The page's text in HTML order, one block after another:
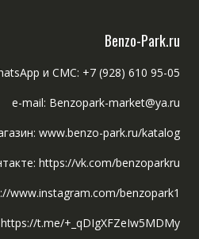
Benzo-Park.ru
и СМС: +7 (928) 610 95-05
e-mail: Benzopark-market@ya.ru
www.benzo-park.ru/katalog
https://vk.com/benzoparkru
www.instagram.com/benzopark1
t.me/+_qDIgXFZeIw5MDMy